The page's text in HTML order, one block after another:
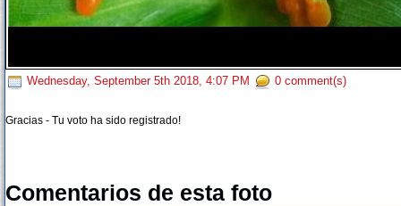
Wednesday, September 5th 2018, 4:07 PM 0 comment(s)
Gracias - Tu voto ha sido registrado!
Comentarios de esta foto